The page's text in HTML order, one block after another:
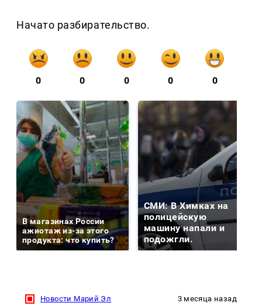
Начато разбирательство.
0 0 0 0 0
В магазинах России
ажиотаж из-за этого
продукта: что купить?
СМИ: В Химках на
полицейскую
машину напали и
подожгли.
Новости Марий Эл 3 месяца назад